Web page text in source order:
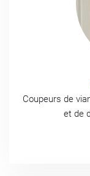
Coupeurs de
et de